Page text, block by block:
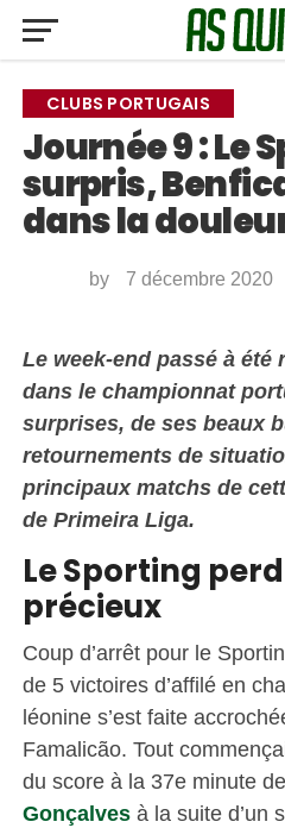
CLUBS PORTUGAIS
Journée 9 : Le
surpris,
dans la
by 7 décembre 2020
Le week-end passé à été
dans le championnat
surprises, de ses beaux
retournements de
principaux matchs de
de Primeira Liga.
Le Sporting
précieux
Coup d’arrêt pour le
de 5 victoires d’affilé en
léonine s’est faite
Famalicão. Tout
du score à la 37e minute
Gonçalvesà la suite d’un